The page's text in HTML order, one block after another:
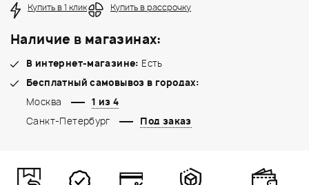
Купить в 1 клик Купить в рассрочку
Наличие в магазинах:
В интернет-магазине: Есть
Бесплатный самовывоз в городах:
Москва
1 из 4
Санкт-Петербург
Под заказ